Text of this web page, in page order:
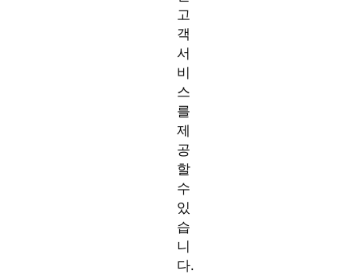
고
객
서
비
스
를
제
공
할
수
있
습
니
다.